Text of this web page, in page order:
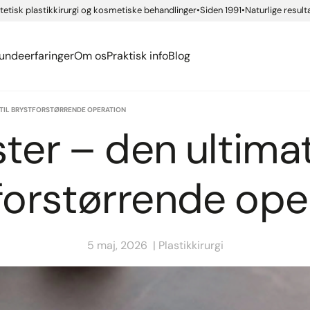
plastikkirurgi og kosmetiske behandlinger Siden 1991 Naturlige
Ansigtskirurgi
Om os
app
Praktisk info
ordbog
Blog
BRYSTFORSTØRRENDE OPERATION
– den
5 maj, 2026 Plastikkirurgi